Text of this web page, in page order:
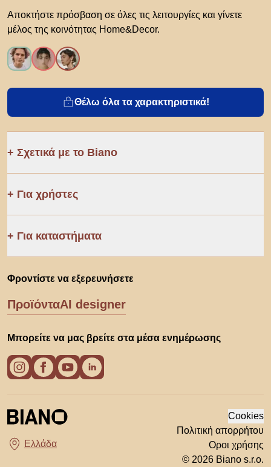
Αποκτήστε πρόσβαση σε όλες τις λειτουργίες και γίνετε
μέλος της κοινότητας Home&Decor.
Θέλω όλα τα χαρακτηριστικά!
Σχετικά με το Biano
Για χρήστες
Για καταστήματα
Φροντίστε να εξερευνήσετε
ΠροϊόνταAI designer
Μπορείτε να μας βρείτε στα μέσα ενημέρωσης
Διάλεξε χώρα
Cookies
Πολιτική απορρήτου
Οροι χρήσης
© 2026 Biano s.r.o.